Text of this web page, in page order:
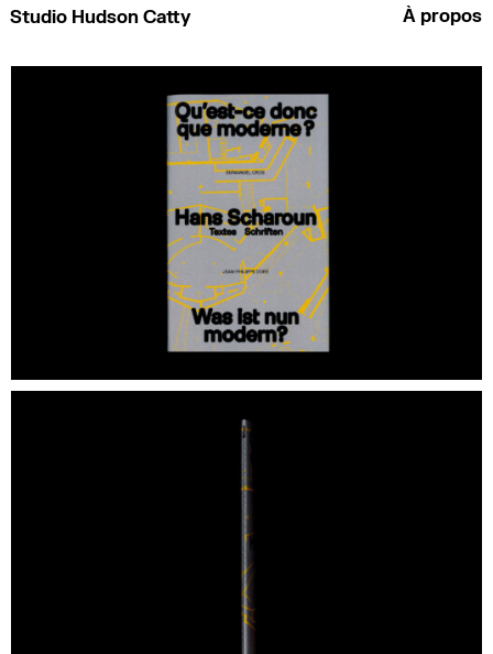
À propos
Studio Hudson Catty